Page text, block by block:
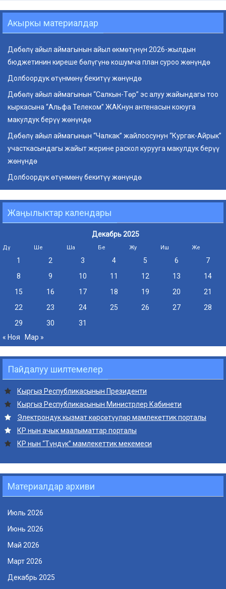
Акыркы материалдар
Дөбөлү айыл аймагынын айыл өкмөтүнүн 2026-жылдын
бюджетинин киреше бөлүгүнө кошумча план суроо жөнүндө
Долбоордук өтүнмөнү бекитүү жөнүндө
Дөбөлү айыл аймагынын “Салкын-Төр” эс алуу жайындагы тоо
кыркасына “Альфа Телеком” ЖАКнун антенасын коюуга
макулдук берүү жөнүндө
Дөбөлү айыл аймагынын “Чалкак” жайлоосунун “Кургак-Айрык”
участкасындагы жайыт жерине раскол курууга макулдук берүү
жөнүндө
Долбоордук өтүнмөнү бекитүү жөнүндө
Жаңылыктар календары
Декабрь 2025
Дү Ше Ша Бе Жу Иш Же
1 2 3 4 5 6
7
8
9 10 11 12 13
14
15
16 17 18 19 20
21
22
23 24 25 26 27
28
29
30
31
« Ноя
Мар »
Пайдалуу шилтемелер
Кыргыз Республикасынын Президенти
Кыргыз Республикасынын Министрлер Кабинети
Электрондук кызмат көрсөтүүлөр мамлекеттик порталы
КР нын ачык маалыматтар порталы
КР нын “Түндүк” мамлекеттик мекемеси
Материалдар архиви
Июль 2026
Июнь 2026
Май 2026
Март 2026
Декабрь 2025